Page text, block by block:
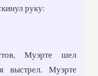
руку:
Муэрте шел
выстрел. Муэрте